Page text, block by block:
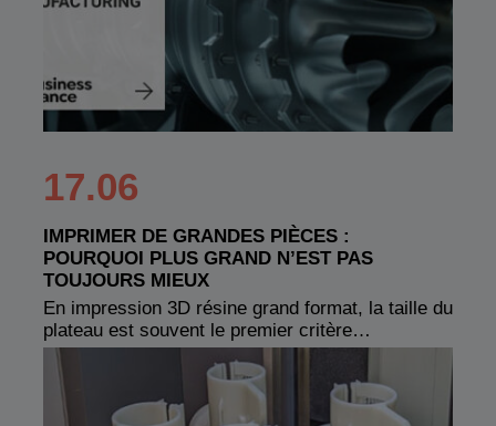
17.06
IMPRIMER DE GRANDES PIÈCES :
POURQUOI PLUS GRAND N’EST PAS
TOUJOURS MIEUX
En impression 3D résine grand format, la taille du
plateau est souvent le premier critère…